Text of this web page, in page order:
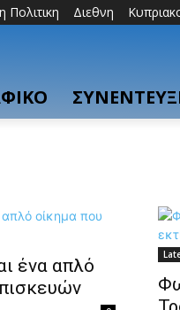
Πολιτικη Διεθνη
ένα απλό